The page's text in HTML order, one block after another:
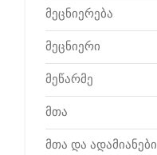
მეცნიერება
მეცნიერი
მეწარმე
მთა
მთა და ადამიანები